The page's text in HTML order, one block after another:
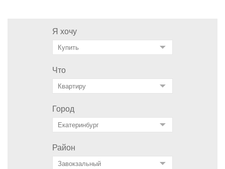
Я хочу
Что
Город
Район